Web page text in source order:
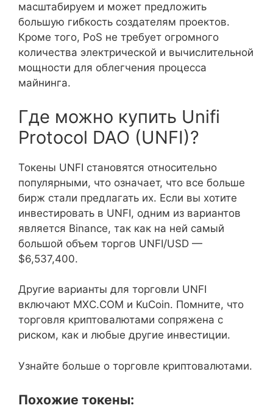
масштабируем и может предложить
большую гибкость создателям проектов.
Кроме того, PoS не требует огромного
количества электрической и вычислительной
мощности для облегчения процесса
майнинга.
Где можно купить Unifi
Protocol DAO (UNFI)?
Токены UNFI становятся относительно
популярными, что означает, что все больше
бирж стали предлагать их. Если вы хотите
инвестировать в UNFI, одним из вариантов
является Binance, так как на ней самый
большой объем торгов UNFI/USD —
$6,537,400.
Другие варианты для торговли UNFI
включают MXC.COM и KuCoin. Помните, что
торговля криптовалютами сопряжена с
риском, как и любые другие инвестиции.
Узнайте больше о торговле криптовалютами.
Похожие токены: